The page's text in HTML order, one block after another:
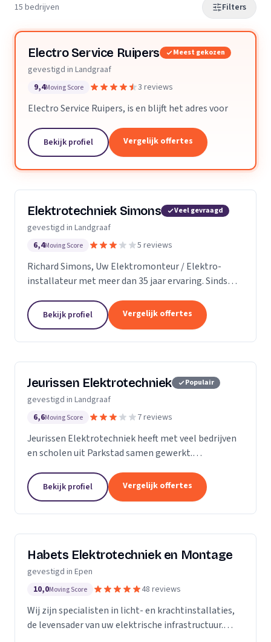
15 bedrijven Filters
Electro Service Ruipers Meest gekozen
gevestigd in Landgraaf
9,4Moving Score 3 reviews
Electro Service Ruipers, is en blijft het adres voor
Bekijk profiel Vergelijk offertes
Elektrotechniek Simons Veel gevraagd
gevestigd in Landgraaf
6,4Moving Score 5 reviews
Richard Simons, Uw Elektromonteur / Elektro-
installateur met meer dan 35 jaar ervaring. Sinds
(Limburg) en omstreken geprofileerd als een
betrouwbare...
Bekijk profiel Vergelijk offertes
Jeurissen Elektrotechniek Populair
gevestigd in Landgraaf
6,6Moving Score 7 reviews
Jeurissen Elektrotechniek heeft met veel bedrijven
en scholen uit Parkstad samen gewerkt.
resultaten die zij weten te behalen zorgen ervoor
dat ze...
Bekijk profiel Vergelijk offertes
Habets Elektrotechniek en Montage
gevestigd in Epen
10,0Moving Score 48 reviews
Wij zijn specialisten in licht- en krachtinstallaties,
de levensader van uw elektrische infrastructuur.